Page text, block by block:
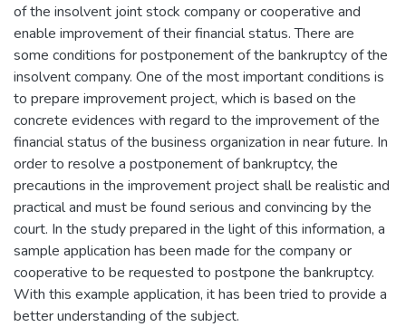
of the insolvent joint stock company or cooperative and
enable improvement of their financial status. There are
some conditions for postponement of the bankruptcy of the
insolvent company. One of the most important conditions is
to prepare improvement project, which is based on the
concrete evidences with regard to the improvement of the
financial status of the business organization in near future. In
order to resolve a postponement of bankruptcy, the
precautions in the improvement project shall be realistic and
practical and must be found serious and convincing by the
court. In the study prepared in the light of this information, a
sample application has been made for the company or
cooperative to be requested to postpone the bankruptcy.
With this example application, it has been tried to provide a
better understanding of the subject.